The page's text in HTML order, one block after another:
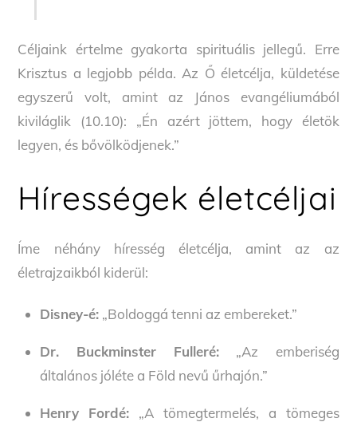
Céljaink értelme gyakorta spirituális jellegű. Erre
Krisztus a legjobb példa. Az Ő életcélja, küldetése
egyszerű volt, amint az János evangéliumából
kiviláglik (10.10): „Én azért jöttem, hogy életök
legyen, és bővölködjenek.”
Hírességek életcéljai
Íme néhány híresség életcélja, amint az az
életrajzaikból kiderül:
Disney-é:„Boldoggá tenni az embereket.”
Dr. Buckminster Fulleré: „Az emberiség
általános jóléte a Föld nevű űrhajón.”
Henry Fordé: „A tömegtermelés, a tömeges